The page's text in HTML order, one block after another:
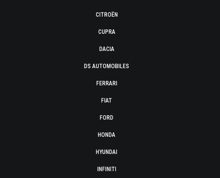
CITROËN
CUPRA
DACIA
DS AUTOMOBILES
FERRARI
FIAT
FORD
HONDA
HYUNDAI
INFINITI